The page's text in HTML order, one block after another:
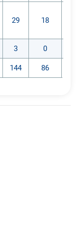
29 18
3 0
144 86